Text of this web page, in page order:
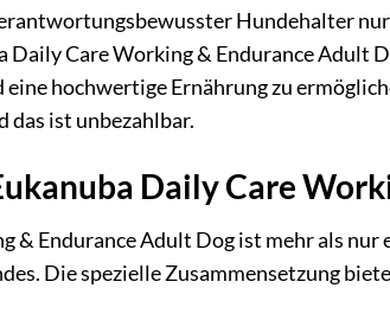
Hundehalter
Daily Care Working & Endurance Adult
hochwertige Ernährung zu
das ist unbezahlbar.
Daily Care
& Endurance Adult Dog ist mehr als
Die spezielle Zusammensetzung